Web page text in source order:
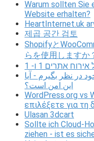
Warum sollten Sie
Website erhalten?
HeartInternet.uk
제곱 공간 검토
Shopifyと
らを使用しますか
אתרים 1 ו- 1
در نظر بگیرم - آیا
این امن است؟
WordPress.org vs
επιλέξετε για τη
Ulasan 3dcart
Sollte ich Cloud-
ziehen - ist es